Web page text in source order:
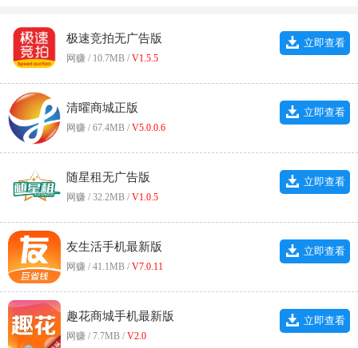
极速竞拍无广告版
网赚 / 10.7MB / V1.5.5
立即查看
清曜商城正版
网赚 / 67.4MB / V5.0.0.6
立即查看
随星租无广告版
网赚 / 32.2MB / V1.0.5
立即查看
友生活手机最新版
网赚 / 41.1MB / V7.0.11
立即查看
趣花商城手机最新版
网赚 / 7.7MB / V2.0
立即查看